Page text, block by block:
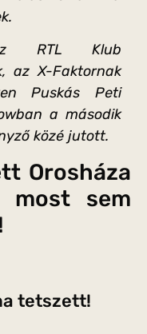
RTL Klub
az X-Faktornak
Puskás Peti
a második
közé jutott.
Orosháza
most sem
tetszett!